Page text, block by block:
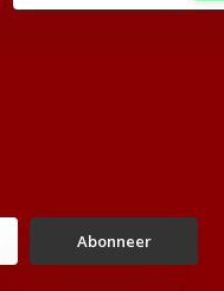
Abonneer